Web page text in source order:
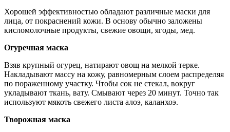
Хорошей эффективностью обладают различные маски для
лица, от покраснений кожи. В основу обычно заложены
кисломолочные продукты, свежие овощи, ягоды, мед.
Огуречная маска
Взяв крупный огурец, натирают овощ на мелкой терке.
Накладывают массу на кожу, равномерным слоем распределяя
по пораженному участку. Чтобы сок не стекал, вокруг
укладывают ткань, вату. Смывают через 20 минут. Точно так
используют мякоть свежего листа алоэ, каланхоэ.
Творожная маска